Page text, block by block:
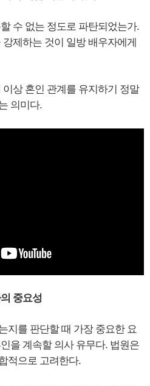
수 없는 정도로 파탄되었는가.
제하는 것이 일방 배우자에게
상 혼인 관계를 유지하기 정말
의미다.
중요성
지를 판단할 때 가장 중요한 요
을 계속할 의사 유무다. 법원은
적으로 고려한다.